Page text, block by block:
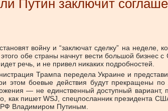
Путин заключит
войну и “заключат сделку” на неделе,
обе страны начнут вести большой
речь, и не привел никаких подробностей.
Трампа передела Украине и
этом боевые действия будут прекращены
— не единственный доступный
как пишет WSJ, спецпосланник президента
РФ Владимиром Путиным.